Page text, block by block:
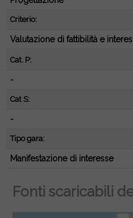
Criterio:
Valutazione di fattibilità e
Cat. P:
-
Cat S:
-
Tipo gara:
Manifestazione di interesse
Fonti scaricabili